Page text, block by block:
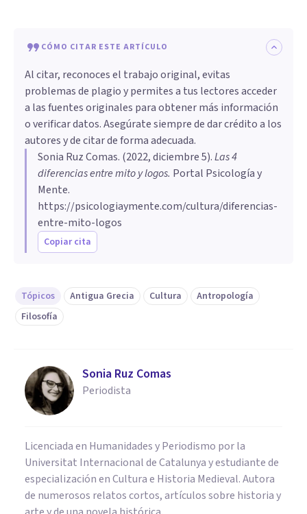
CÓMO CITAR ESTE ARTÍCULO
Al citar, reconoces el trabajo original, evitas
problemas de plagio y permites a tus lectores acceder
a las fuentes originales para obtener más información
o verificar datos. Asegúrate siempre de dar crédito a los
autores y de citar de forma adecuada.
Sonia Ruz Comas. (2022, diciembre 5).Las 4
diferencias entre mito y logos. Portal Psicología y
Mente.
https://psicologiaymente.com/cultura/diferencias-
entre-mito-logos
Copiar cita
Tópicos Antigua Grecia Cultura
Antropología
Filosofía
Sonia Ruz Comas
Periodista
Licenciada en Humanidades y Periodismo por la
Universitat Internacional de Catalunya y estudiante de
especialización en Cultura e Historia Medieval. Autora
de numerosos relatos cortos, artículos sobre historia y